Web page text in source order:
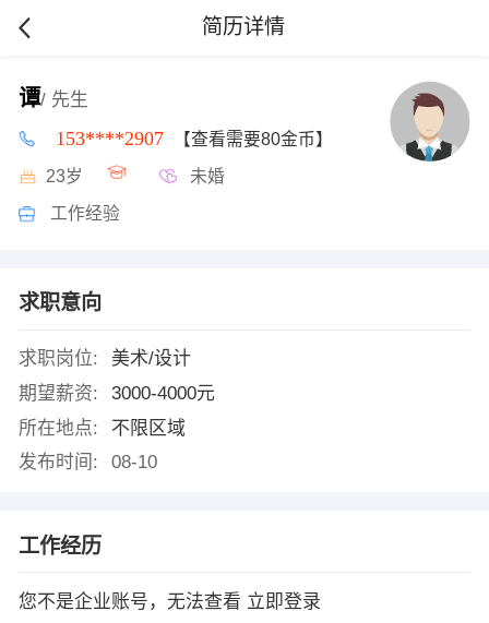
简历详情
谭/ 先生
153****2907 【查看需要80金币】
23岁 未婚
工作经验
求职意向
求职岗位:
美术/设计
期望薪资:
3000-4000元
所在地点:
不限区域
发布时间:
08-10
工作经历
您不是企业账号，无法查看 立即登录